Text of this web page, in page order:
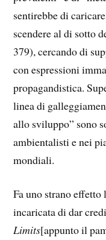
sentirebbe di
scendere al di sotto
379), cercando di
con espressioni
propagandistica.
linea di
allo sviluppo” sono
ambientalisti e nei
mondiali.
Fa uno strano
incaricata di dar
Limits[appunto il